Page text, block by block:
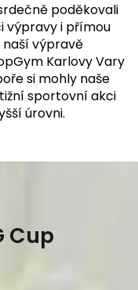
poděkovali
výpravy i přímou
výpravě
Karlovy Vary
si mohly naše
sportovní akci
úrovni.
Cup